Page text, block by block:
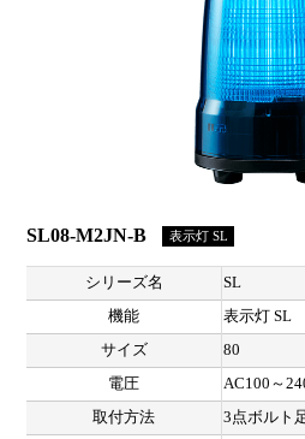
SL08-M2JN-B 表示灯 SL
シリーズ名
SL
機能
表示灯 SL
サイズ
80
電圧
AC100～
取付方法
3点ボルト